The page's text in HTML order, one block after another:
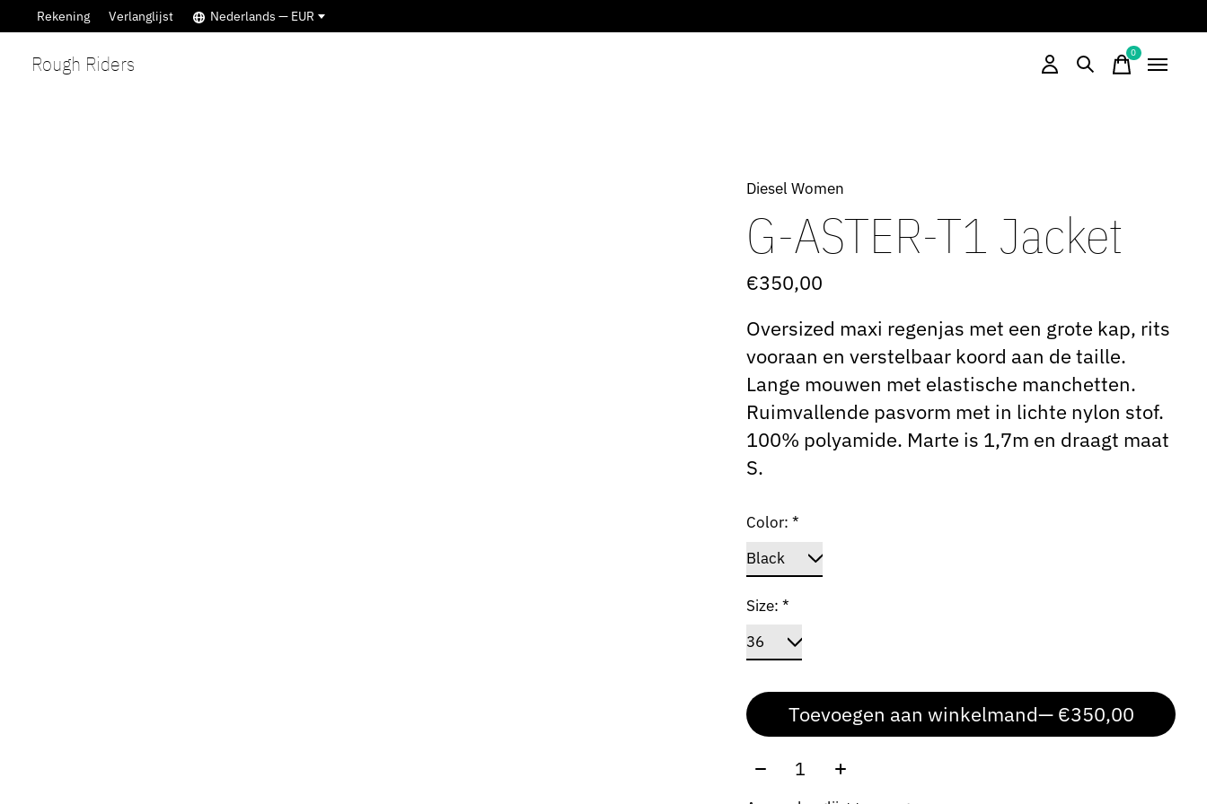
Rekening Verlanglijst Nederlands — EUR
Rough Riders 0items
Diesel Women
G-ASTER-T1 Jacket
€350,00
Oversized maxi regenjas met een grote kap, rits
vooraan en verstelbaar koord aan de taille.
Lange mouwen met elastische manchetten.
Ruimvallende pasvorm met in lichte nylon stof.
100% polyamide. Marte is 1,7m en draagt maat
S.
Color:*
Size:*
Toevoegen aan winkelmand
— €350,00
Aantal: